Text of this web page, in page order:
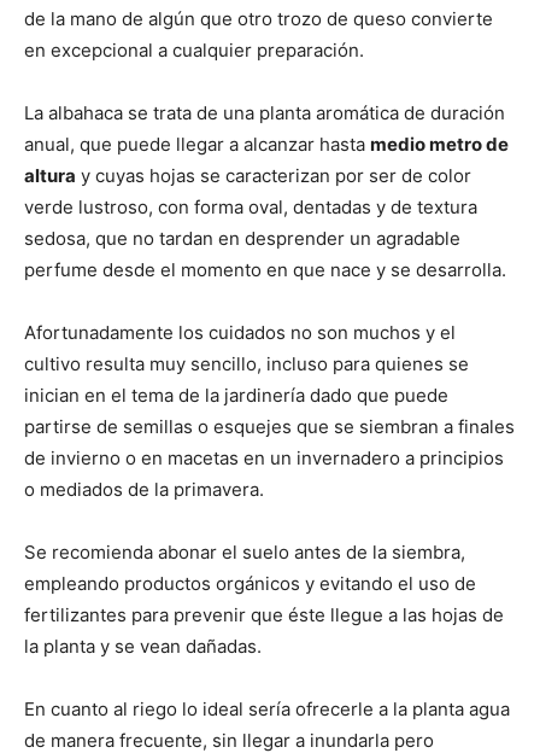
de la mano de algún que otro trozo de queso convierte
en excepcional a cualquier preparación.
La albahaca se trata de una planta aromática de duración
anual, que puede llegar a alcanzar hasta medio metro de
altura y cuyas hojas se caracterizan por ser de color
verde lustroso, con forma oval, dentadas y de textura
sedosa, que no tardan en desprender un agradable
perfume desde el momento en que nace y se desarrolla.
Afortunadamente los cuidados no son muchos y el
cultivo resulta muy sencillo, incluso para quienes se
inician en el tema de la jardinería dado que puede
partirse de semillas o esquejes que se siembran a finales
de invierno o en macetas en un invernadero a principios
o mediados de la primavera.
Se recomienda abonar el suelo antes de la siembra,
empleando productos orgánicos y evitando el uso de
fertilizantes para prevenir que éste llegue a las hojas de
la planta y se vean dañadas.
En cuanto al riego lo ideal sería ofrecerle a la planta agua
de manera frecuente, sin llegar a inundarla pero